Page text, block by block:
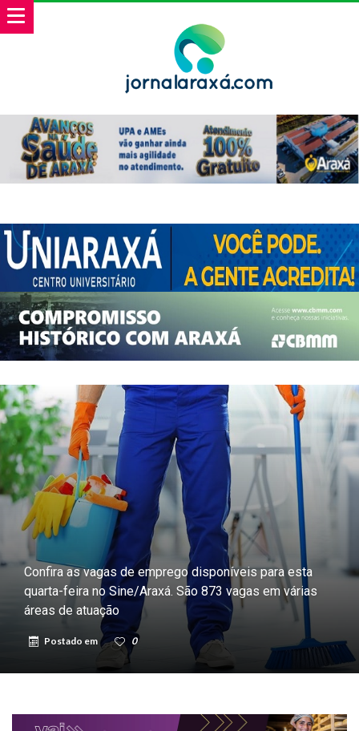
Confira as vagas de emprego disponíveis para esta
quarta-feira no Sine/Araxá. São 873 vagas em várias
áreas de atuação
Postado em 0